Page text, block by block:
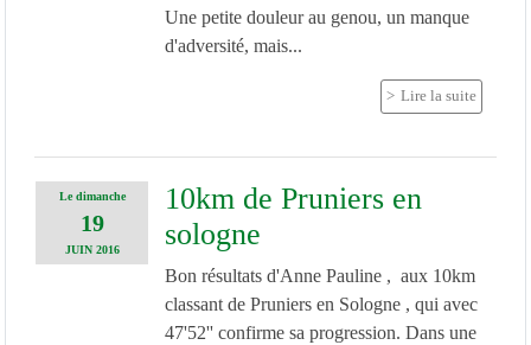
Une petite douleur au genou, un manque
d'adversité, mais...
Lire la suite
Ledimanche
19
JUIN 2016
10km de Pruniers en
sologne
Bon résultats d'Anne Pauline , aux 10km
classant de Pruniers en Sologne , qui avec
47'52'' confirme sa progression. Dans une